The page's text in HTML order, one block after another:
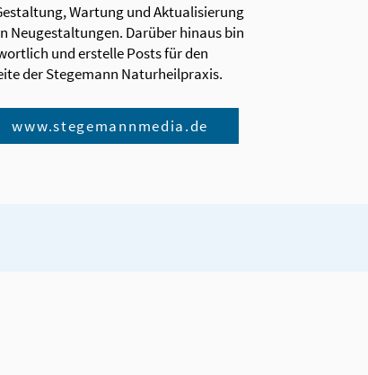
Wartung und Aktualisierung
Neugestaltungen. Darüber hinaus bin
und erstelle Posts für den
der Stegemann Naturheilpraxis.
www.stegemannmedia.de